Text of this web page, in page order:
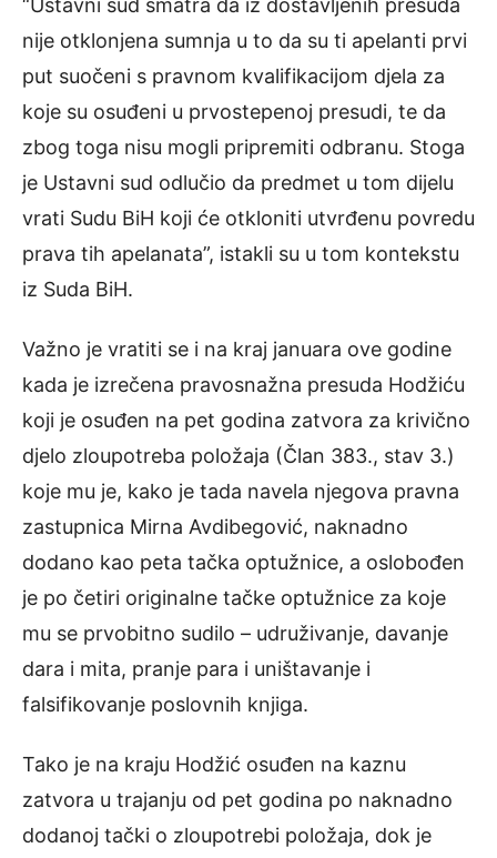
“Ustavni sud smatra da iz dostavljenih presuda
nije otklonjena sumnja u to da su ti apelanti prvi
put suočeni s pravnom kvalifikacijom djela za
koje su osuđeni u prvostepenoj presudi, te da
zbog toga nisu mogli pripremiti odbranu. Stoga
je Ustavni sud odlučio da predmet u tom dijelu
vrati Sudu BiH koji će otkloniti utvrđenu povredu
prava tih apelanata”, istakli su u tom kontekstu
iz Suda BiH.
Važno je vratiti se i na kraj januara ove godine
kada je izrečena pravosnažna presuda Hodžiću
koji je osuđen na pet godina zatvora za krivično
djelo zloupotreba položaja (Član 383., stav 3.)
koje mu je, kako je tada navela njegova pravna
zastupnica Mirna Avdibegović, naknadno
dodano kao peta tačka optužnice, a oslobođen
je po četiri originalne tačke optužnice za koje
mu se prvobitno sudilo – udruživanje, davanje
dara i mita, pranje para i uništavanje i
falsifikovanje poslovnih knjiga.
Tako je na kraju Hodžić osuđen na kaznu
zatvora u trajanju od pet godina po naknadno
dodanoj tački o zloupotrebi položaja, dok je